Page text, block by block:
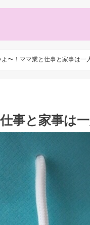
〜！ママ業と仕事と家事は一
事と家事は一